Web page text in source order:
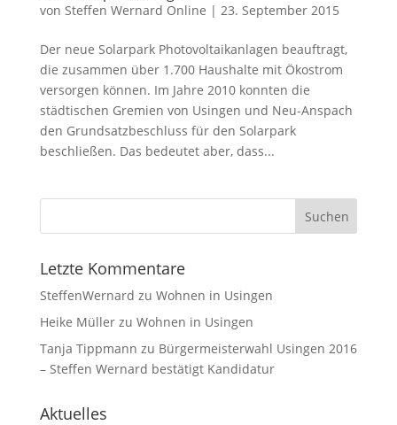
von Steffen Wernard Online | 23. September 2015
Der neue Solarpark Photovoltaikanlagen beauftragt,
die zusammen über 1.700 Haushalte mit Ökostrom
versorgen können. Im Jahre 2010 konnten die
städtischen Gremien von Usingen und Neu-Anspach
den Grundsatzbeschluss für den Solarpark
beschließen. Das bedeutet aber, dass...
Letzte Kommentare
SteffenWernard zu Wohnen in Usingen
Heike Müllerzu Wohnen in Usingen
Tanja Tippmann zu Bürgermeisterwahl Usingen 2016
– Steffen Wernard bestätigt Kandidatur
Aktuelles